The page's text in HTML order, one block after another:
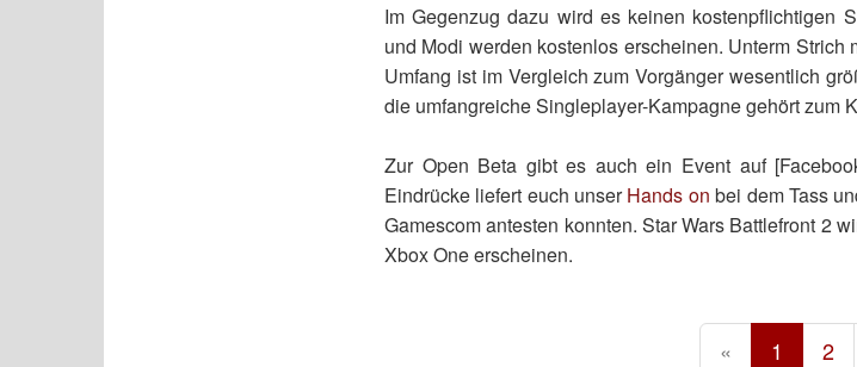
Im Gegenzug dazu wird es keinen kostenpflichtigen
und Modi werden kostenlos erscheinen. Unterm
Umfang ist im Vergleich zum Vorgänger wesentlich
die umfangreiche Singleplayer-Kampagne gehört zum
Zur Open Beta gibt es auch ein Event auf
Eindrücke liefert euch unserHands on bei dem Tass
Gamescom antesten konnten. Star Wars Battlefront 2
Xbox One erscheinen.
« 1 2